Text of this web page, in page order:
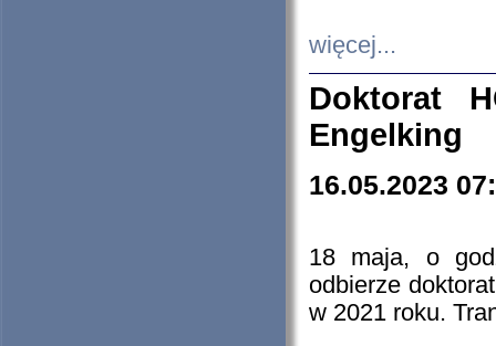
więcej...
Doktorat
Engelking
16.05.2023
18 maja, o
odbierze
w 2021 roku.